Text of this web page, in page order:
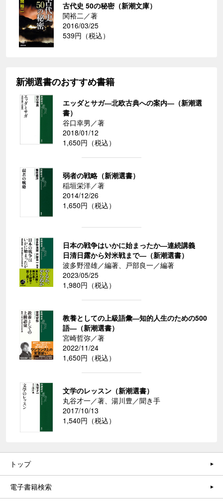
古代史 50の秘密（新潮文庫）
関裕二／著
2016/03/25
539円（税込）
新潮選書のおすすめ書籍
エッダとサガ―北欧古典への案内―（新潮選
書）
谷口幸男／著
2018/01/12
1,650円（税込）
弱者の戦略（新潮選書）
稲垣栄洋／著
2014/12/26
1,650円（税込）
日本の戦争はいかに始まったか―連続講義
日清日露から対米戦まで―（新潮選書）
波多野澄雄／編著、戸部良一／編著
2023/05/25
1,980円（税込）
教養としての上級語彙―知的人生のための500
語―（新潮選書）
宮崎哲弥／著
2022/11/24
1,650円（税込）
文学のレッスン（新潮選書）
丸谷才一／著、湯川豊／聞き手
2017/10/13
1,540円（税込）
トップ
電子書籍検索